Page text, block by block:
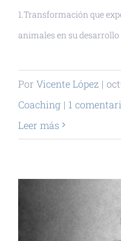
1.Transformación que
animales en su desarrollo
Por Vicente López |
Coaching | 1
Leer más